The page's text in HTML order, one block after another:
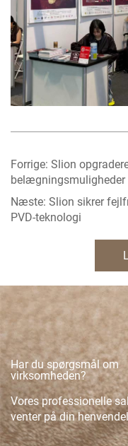
Forrige: Slion
belægningsmuligheder
Næste: Slion sikrer
PVD-teknologi
Har du spørgsmål om
virksomheden?
Vores professionelle
venter på din